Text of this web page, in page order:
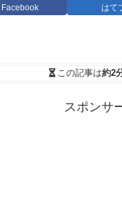
Facebook はて
この記事は約2
スポンサ